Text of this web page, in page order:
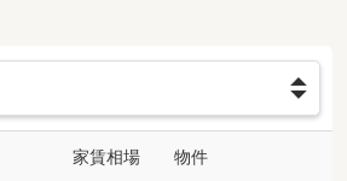
家賃相場 物件